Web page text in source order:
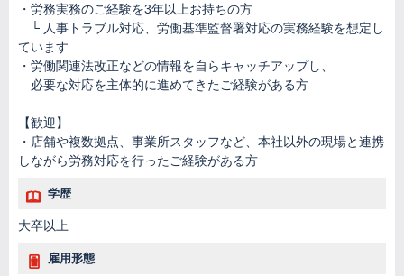
・労務実務のご経験を3年以上お持ちの方
└ 人事トラブル対応、労働基準監督署対応の実務経験を想定し
ています
・労働関連法改正などの情報を自らキャッチアップし、
必要な対応を主体的に進めてきたご経験がある方
【歓迎】
・店舗や複数拠点、事業所スタッフなど、本社以外の現場と連携
しながら労務対応を行ったご経験がある方
学歴
大卒以上
雇用形態